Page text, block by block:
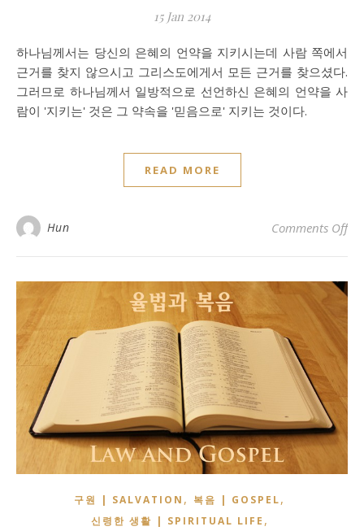
15 Jan 2014
하나님께서는 당신의 은혜의 언약을 지키시는데 사람 쪽에서
근거를 찾지 않으시고 그리스도에게서 모든 근거를 찾으셨다.
그러므로 하나님께서 일방적으로 선언하신 은혜의 언약을 사
람이 '지키는' 것은 그 약속을 '믿음으로' 지키는 것이다.
READ MORE
Hun Comments Offon
구원 | SALVATION , 복음 | GOSPEL,
신령한 생활 | SPIRITUAL LIFE ,